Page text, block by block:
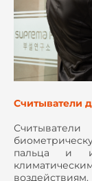
Считыватели
пальца и